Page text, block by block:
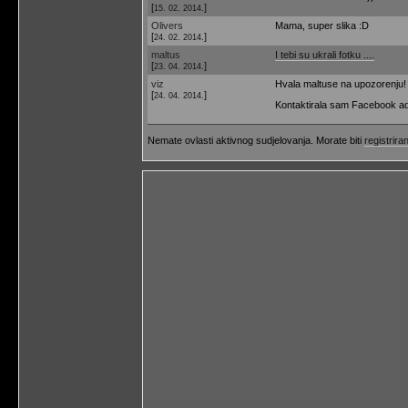
[15. 02. 2014. ]
Olivers
[24. 02. 2014. ]
Mama, super slika :D
maltus
[23. 04. 2014. ]
I tebi su ukrali fotku ....
viz
[24. 04. 2014. ]
Hvala maltuse na upozorenju!
Kontaktirala sam Facebook
Nemate ovlasti aktivnog sudjelovanja. Morate biti